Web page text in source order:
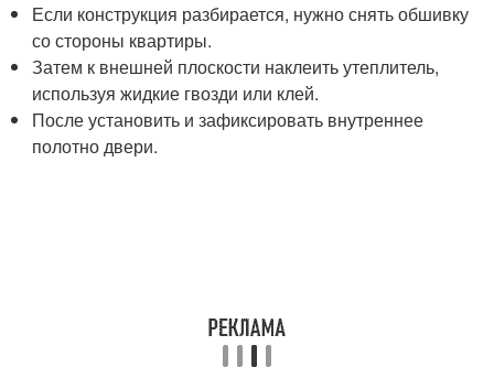
Если конструкция разбирается, нужно снять обшивку
со стороны квартиры.
Затем к внешней плоскости наклеить утеплитель,
используя жидкие гвозди или клей.
После установить и зафиксировать внутреннее
полотно двери.